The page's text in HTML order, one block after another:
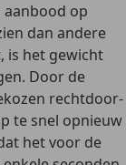
aanbood op
dan andere
is het gewicht
Door de
rechtdoor-
te snel opnieuw
het voor de